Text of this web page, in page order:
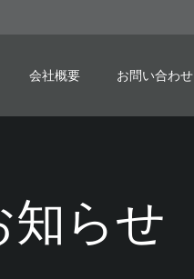
会社概要 お問い合わせ
知らせ